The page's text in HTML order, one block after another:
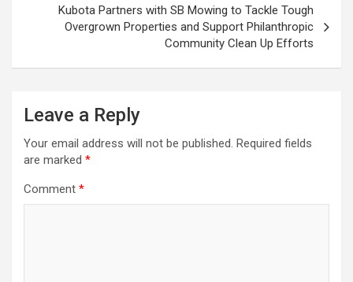
Kubota Partners with SB Mowing to Tackle Tough
Overgrown Properties and Support Philanthropic
Community Clean Up Efforts
Leave a Reply
Your email address will not be published. Required fields
are marked *
Comment *